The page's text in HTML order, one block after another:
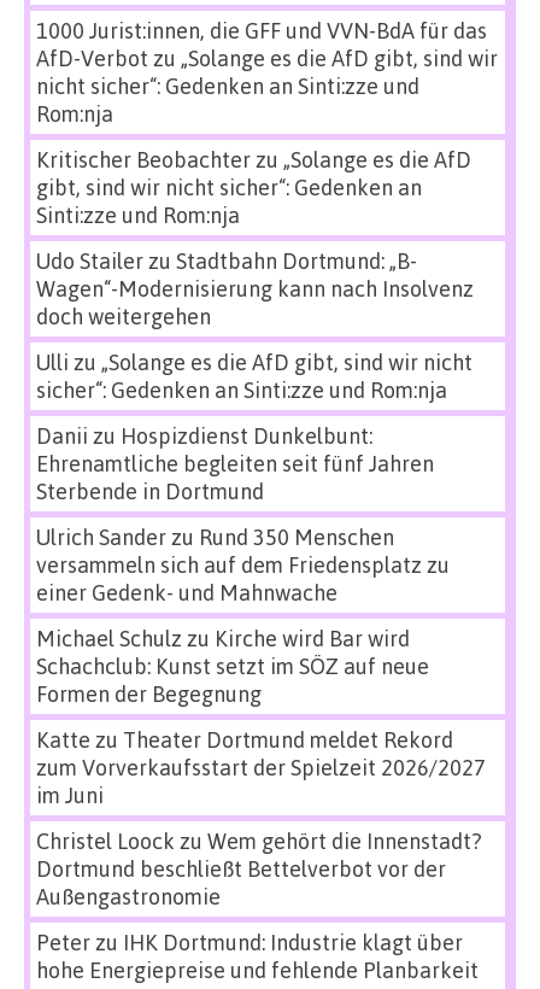
1000 Jurist:innen, die GFF und VVN-BdA für das
AfD-Verbot zu „Solange es die AfD gibt, sind wir
nicht sicher“: Gedenken an Sinti:zze und
Rom:nja
Kritischer Beobachterzu „Solange es die AfD
gibt, sind wir nicht sicher“: Gedenken an
Sinti:zze und Rom:nja
Udo Stailerzu Stadtbahn Dortmund: „B-
Wagen“-Modernisierung kann nach Insolvenz
doch weitergehen
Ulli zu „Solange es die AfD gibt, sind wir nicht
sicher“: Gedenken an Sinti:zze und Rom:nja
Danii zu Hospizdienst Dunkelbunt:
Ehrenamtliche begleiten seit fünf Jahren
Sterbende in Dortmund
Ulrich Sanderzu Rund 350 Menschen
versammeln sich auf dem Friedensplatz zu
einer Gedenk- und Mahnwache
Michael Schulz zu Kirche wird Bar wird
Schachclub: Kunst setzt im SÖZ auf neue
Formen der Begegnung
Katte zu Theater Dortmund meldet Rekord
zum Vorverkaufsstart der Spielzeit 2026/2027
im Juni
Christel Loock zu Wem gehört die Innenstadt?
Dortmund beschließt Bettelverbot vor der
Außengastronomie
Peterzu IHK Dortmund: Industrie klagt über
hohe Energiepreise und fehlende Planbarkeit